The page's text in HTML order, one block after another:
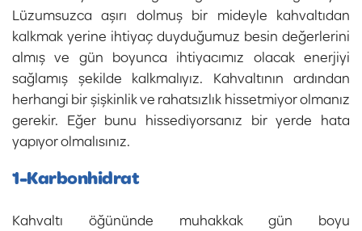
Lüzumsuzca aşırı dolmuş bir mideyle kahvaltıdan
kalkmak yerine ihtiyaç duyduğumuz besin değerlerini
almış ve gün boyunca ihtiyacımız olacak enerjiyi
sağlamış şekilde kalkmalıyız. Kahvaltının ardından
herhangi bir şişkinlik ve rahatsızlık hissetmiyor olmanız
gerekir. Eğer bunu hissediyorsanız bir yerde hata
yapıyor olmalısınız.
1-Karbonhidrat
Kahvaltı öğününde muhakkak gün boyu